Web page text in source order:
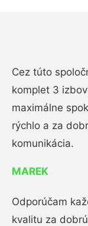
Cez túto
komplet 3
maximálne
rýchlo a za
komunikácia.
MAREK
Odporúčam
kvalitu za